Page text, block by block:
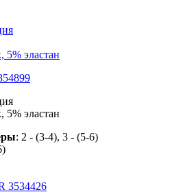
5% эластан
5% эластан
: 2 - (3-4), 3 - (5-6)